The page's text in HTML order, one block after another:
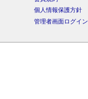
個人情報保護方針
管理者画面ログイン